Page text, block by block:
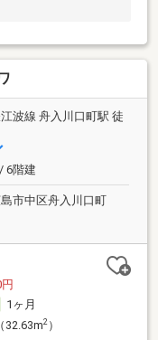
波線 舟入川口町駅 徒
6階建
市中区舟入川口町
1ヶ月
32.63m2）